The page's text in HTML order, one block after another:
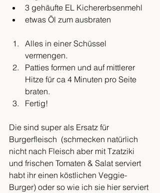
3 gehäufte EL Kichererbsenmehl
etwas Öl zum ausbraten
Alles in einer Schüssel
vermengen.
Patties formen und auf mittlerer
Hitze für ca 4 Minuten pro Seite
braten.
Fertig!
Die sind super als Ersatz für
Burgerfleisch  (schmecken natürlich
nicht nach Fleisch aber mit Tzatziki
und frischen Tomaten & Salat serviert
habt ihr einen köstlichen Veggie-
Burger) oder so wie ich sie hier serviert